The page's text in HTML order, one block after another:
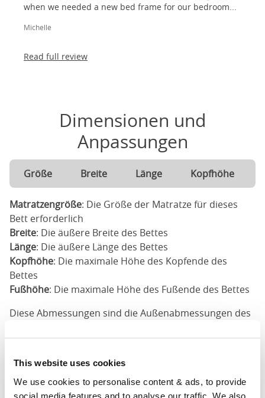
This website uses cookies
We use cookies to personalise content & ads, to provide
social media features and to analyse our traffic. We also
when we needed a new bed frame for our bedroom...
Michelle
Read full review
Dimensionen und
Anpassungen
Größe Breite Länge Kopfhöhe
Matratzengröße: Die Größe der Matratze für dieses
Bett erforderlich
Breite: Die äußere Breite des Bettes
Länge: Die äußere Länge des Bettes
Kopfhöhe: Die maximale Höhe des Kopfende des
Bettes
Fußhöhe: Die maximale Höhe des Fußende des Bettes
Diese Abmessungen sind die Außenabmessungen des
können bis zu einem Zoll variieren. Bitte kontaktieren
Anpassungen möglich